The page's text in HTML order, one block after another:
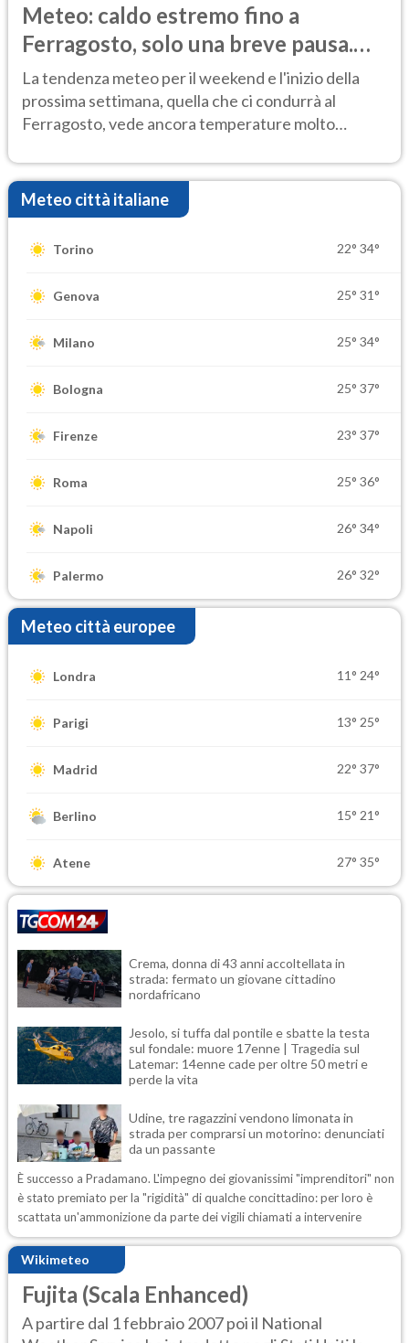
Meteo: caldo estremo fino a
Ferragosto, solo una breve pausa.
Ecco dove
La tendenza meteo per il weekend e l'inizio della
prossima settimana, quella che ci condurrà al
Ferragosto, vede ancora temperature molto
Meteo città italiane
Torino 22° 34°
Genova 25° 31°
Milano 25° 34°
Bologna 25° 37°
Firenze 23° 37°
Roma 25° 36°
Napoli 26° 34°
Palermo 26° 32°
Meteo città europee
Londra 11° 24°
Parigi 13° 25°
Madrid 22° 37°
Berlino 15° 21°
Atene 27° 35°
Crema, donna di 43 anni accoltellata in
strada: fermato un giovane cittadino
nordafricano
Jesolo, si tuffa dal pontile e sbatte la testa
sul fondale: muore 17enne | Tragedia sul
Latemar: 14enne cade per oltre 50 metri e
perde la vita
Udine, tre ragazzini vendono limonata in
strada per comprarsi un motorino: denunciati
da un passante
È successo a Pradamano. L'impegno dei giovanissimi "imprenditori" non
è stato premiato per la "rigidità" di qualche concittadino: per loro è
scattata un'ammonizione da parte dei vigili chiamati a intervenire
Wikimeteo
Fujita (Scala Enhanced)
A partire dal 1 febbraio 2007 poi il National